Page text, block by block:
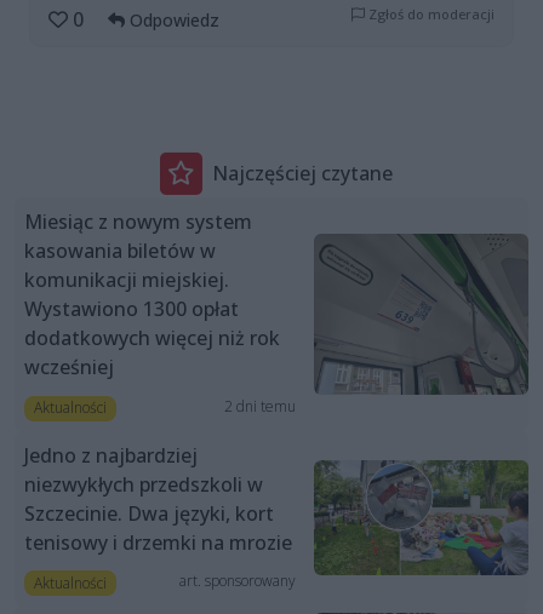
0
Odpowiedz Zgłoś do moderacji
Najczęściej czytane
Miesiąc z nowym system
kasowania biletów w
komunikacji miejskiej.
Wystawiono 1300 opłat
dodatkowych więcej niż rok
wcześniej
Aktualności 2 dni temu
Jedno z najbardziej
niezwykłych przedszkoli w
Szczecinie. Dwa języki, kort
tenisowy i drzemki na mrozie
Aktualności art. sponsorowany